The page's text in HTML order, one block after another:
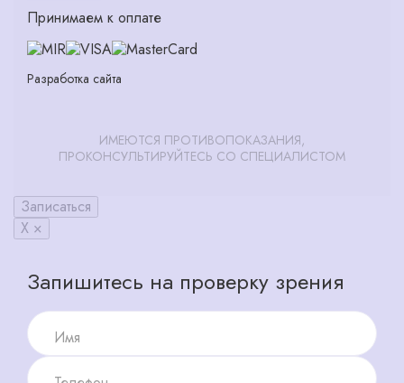
Принимаем к оплате
Разработка сайта
ИМЕЮТСЯ ПРОТИВОПОКАЗАНИЯ,
ПРОКОНСУЛЬТИРУЙТЕСЬ СО СПЕЦИАЛИСТОМ
Записаться
X ×
Запишитесь на проверку зрения
Имя